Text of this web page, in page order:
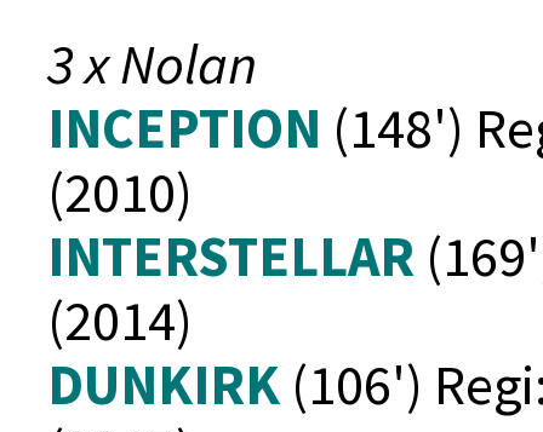
3 x Nolan
INCEPTION (148')
(2010)
INTERSTELLAR
(2014)
DUNKIRK (106')